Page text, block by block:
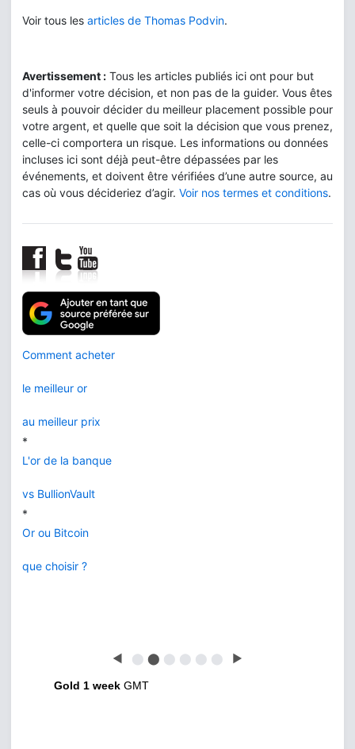
Voir tous les articles de Thomas Podvin.
Avertissement : Tous les articles publiés ici ont pour but
d'informer votre décision, et non pas de la guider. Vous êtes
seuls à pouvoir décider du meilleur placement possible pour
votre argent, et quelle que soit la décision que vous prenez,
celle-ci comportera un risque. Les informations ou données
incluses ici sont déjà peut-être dépassées par les
événements, et doivent être vérifiées d’une autre source, au
cas où vous décideriez d’agir. Voir nos termes et conditions.
Comment acheter
le meilleur or
au meilleur prix
*
L'or de la banque
vs BullionVault
*
Or ou Bitcoin
que choisir ?
◀ ⬤ ⬤ ⬤ ⬤ ⬤ ⬤ ▶
Gold 1 week GMT